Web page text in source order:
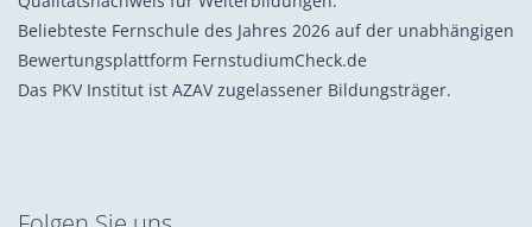
Beliebteste Fernschule des Jahres 2026 auf der unabhängigen
Bewertungsplattform FernstudiumCheck.de
Das PKV Institut ist AZAV zugelassener Bildungsträger.